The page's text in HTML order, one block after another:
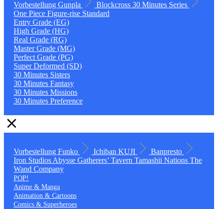
Vorbestellung Gunpla Blockcross 30 Minutes Series
One Piece Figure-rise Standard
Entry Grade (EG)
High Grade (HG)
Real Grade (RG)
Master Grade (MG)
Perfect Grade (PG)
Super Deformed (SD)
30 Minutes Sisters
30 Minutes Fantasy
30 Minutes Missions
30 Minutes Preference
Vorbestellung Funko Ichiban KUJI
Banpresto
Iron Studios Abysse Gatherers’ Tavern Tamashii Nations The
Wand Company
POP!
Anime & Manga
Animation & Cartoons
Comics & Superheroes